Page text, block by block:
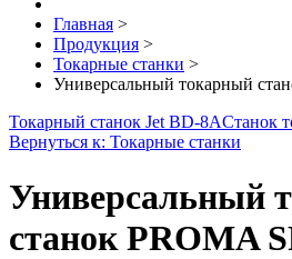
Главная >
Продукция >
Токарные станки >
Универсальный токарный
Токарный станок Jet BD-8AСтанок
Вернуться к: Токарные станки
Универсальный
станок PROMA